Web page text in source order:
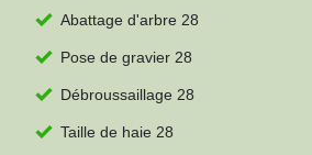
Abattage d'arbre 28
Pose de gravier 28
Débroussaillage 28
Taille de haie 28